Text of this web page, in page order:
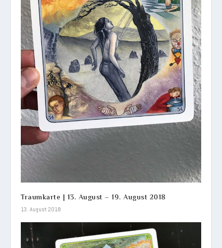
Traumkarte | 13. August – 19. August 2018
13. August 2018